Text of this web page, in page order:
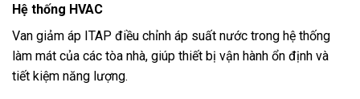
Hệ thống HVAC
Van giảm áp ITAP điều chỉnh áp suất nước trong hệ thống
làm mát của các tòa nhà, giúp thiết bị vận hành ổn định và
tiết kiệm năng lượng.